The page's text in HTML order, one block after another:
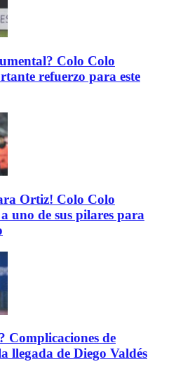
Colo Colo
refuerzo para este
Ortiz! Colo Colo
uno de sus pilares para
Complicaciones de
llegada de Diego Valdés